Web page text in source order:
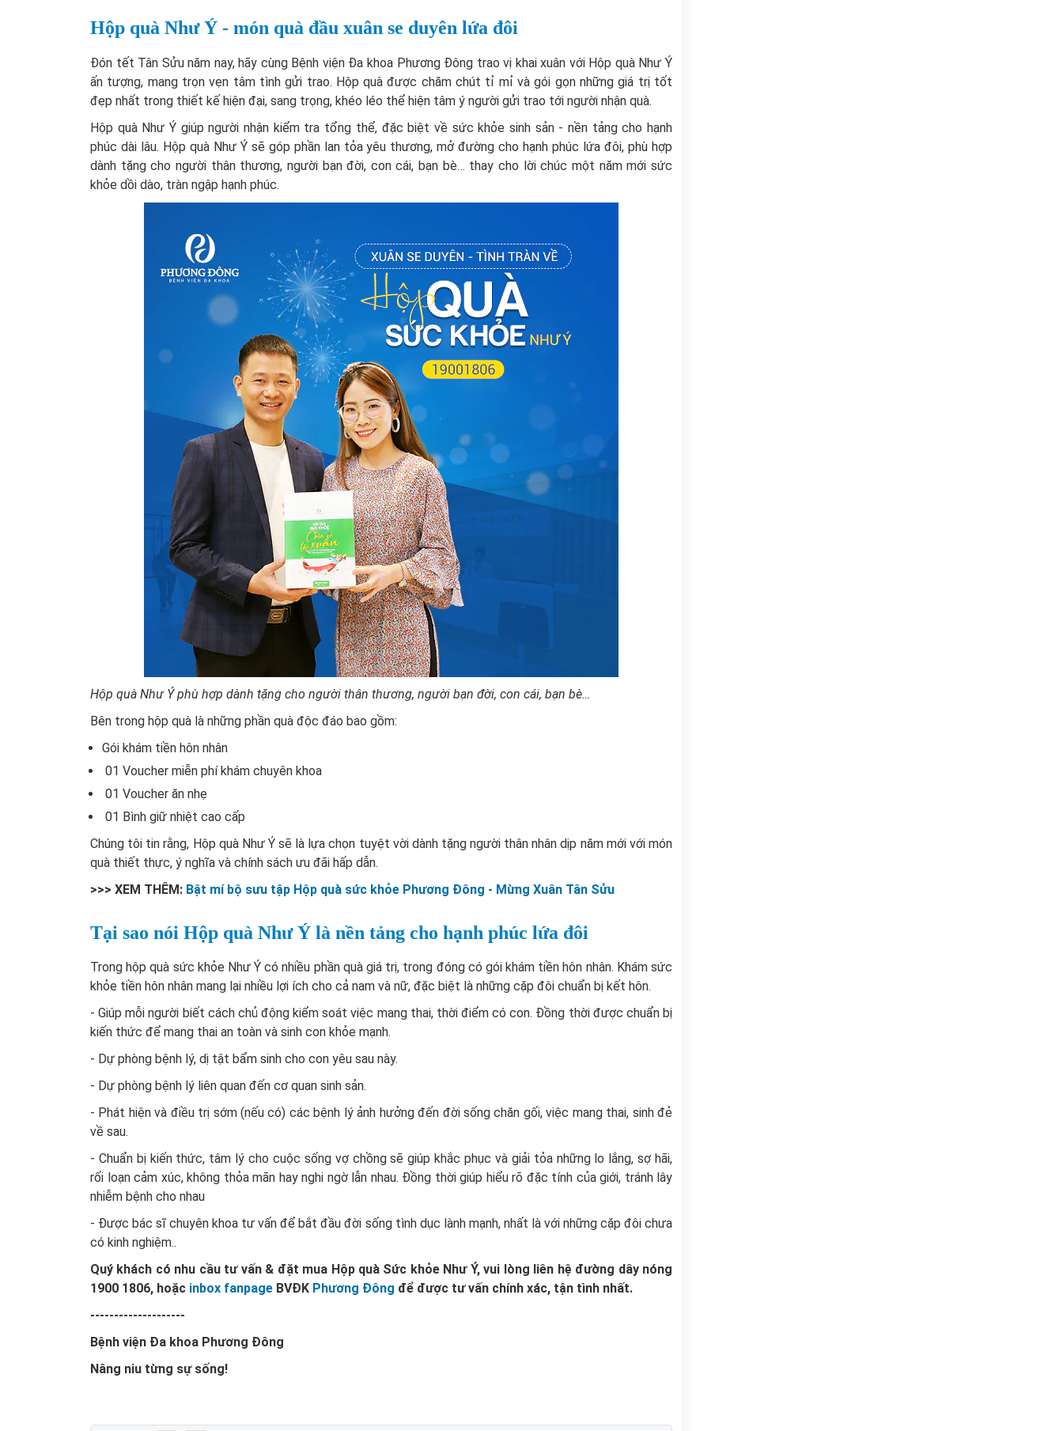
Hộp quà Như Ý - món quà đầu xuân se duyên lứa đôi
Đón tết Tân Sửu năm nay, hãy cùng Bệnh viện Đa khoa Phương Đông trao vị khai xuân với Hộp quà Như Ý
ấn tượng, mang trọn vẹn tâm tình gửi trao. Hộp quà được chăm chút tỉ mỉ và gói gọn những giá trị tốt
đẹp nhất trong thiết kế hiện đại, sang trọng, khéo léo thể hiện tâm ý người gửi trao tới người nhận quà.
Hộp quà Như Ý giúp người nhận kiểm tra tổng thể, đặc biệt về sức khỏe sinh sản - nền tảng cho hạnh
phúc dài lâu. Hộp quà Như Ý sẽ góp phần lan tỏa yêu thương, mở đường cho hạnh phúc lứa đôi, phù hợp
dành tặng cho người thân thương, người bạn đời, con cái, bạn bè… thay cho lời chúc một năm mới sức
khỏe dồi dào, tràn ngập hạnh phúc.
Hộp quà Như Ý phù hợp dành tặng cho người thân thương, người bạn đời, con cái, bạn bè…
Bên trong hộp quà là những phần quà độc đáo bao gồm:
Gói khám tiền hôn nhân
01 Voucher miễn phí khám chuyên khoa
01 Voucher ăn nhẹ
01 Bình giữ nhiệt cao cấp
Chúng tôi tin rằng, Hộp quà Như Ý sẽ là lựa chọn tuyệt vời dành tặng người thân nhân dịp năm mới với món
quà thiết thực, ý nghĩa và chính sách ưu đãi hấp dẫn.
>>> XEM THÊM: Bật mí bộ sưu tập Hộp quà sức khỏe Phương Đông - Mừng Xuân Tân Sửu
Tại sao nói Hộp quà Như Ý là nền tảng cho hạnh phúc lứa đôi
Trong hộp quà sức khỏe Như Ý có nhiều phần quà giá trị, trong đóng có gói khám tiền hôn nhân. Khám sức
khỏe tiền hôn nhân mang lại nhiều lợi ích cho cả nam và nữ, đặc biệt là những cặp đôi chuẩn bị kết hôn.
- Giúp mỗi người biết cách chủ động kiểm soát việc mang thai, thời điểm có con. Đồng thời được chuẩn bị
kiến thức để mang thai an toàn và sinh con khỏe mạnh.
- Dự phòng bệnh lý, dị tật bẩm sinh cho con yêu sau này.
- Dự phòng bệnh lý liên quan đến cơ quan sinh sản.
- Phát hiện và điều trị sớm (nếu có) các bệnh lý ảnh hưởng đến đời sống chăn gối, việc mang thai, sinh đẻ
về sau.
- Chuẩn bị kiến thức, tâm lý cho cuộc sống vợ chồng sẽ giúp khắc phục và giải tỏa những lo lắng, sợ hãi,
rối loạn cảm xúc, không thỏa mãn hay nghi ngờ lẫn nhau. Đồng thời giúp hiểu rõ đặc tính của giới, tránh lây
nhiễm bệnh cho nhau
- Được bác sĩ chuyên khoa tư vấn để bắt đầu đời sống tình dục lành mạnh, nhất là với những cặp đôi chưa
có kinh nghiệm..
Quý khách có nhu cầu tư vấn & đặt mua Hộp quà Sức khỏe Như Ý, vui lòng liên hệ đường dây nóng
1900 1806, hoặc inbox fanpage BVĐK Phương Đông để được tư vấn chính xác, tận tình nhất.
--------------------
Bệnh viện Đa khoa Phương Đông
Nâng niu từng sự sống!